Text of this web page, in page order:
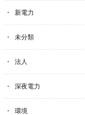
新電力
未分類
法人
深夜電力
環境